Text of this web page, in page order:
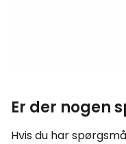
Er der nogen
Hvis du har